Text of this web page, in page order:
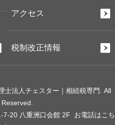
アクセス
税制改正情報
士法人チェスター｜相続税専門. All
Reserved.
7-20 八重洲口会館 2F お電話はこち